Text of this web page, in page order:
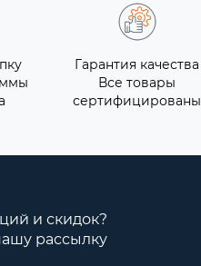
Гарантия качества
Все товары
сертифицированы
и скидок?
рассылку